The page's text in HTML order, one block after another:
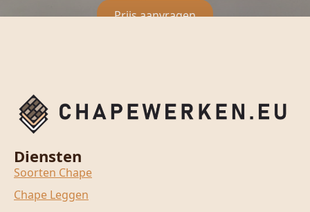
Prijs aanvragen
Diensten
Soorten Chape
Chape Leggen